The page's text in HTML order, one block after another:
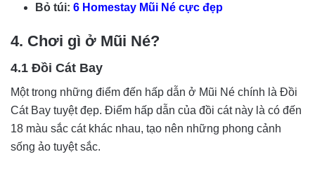
Bỏ túi: 6 Homestay Mũi Né cực đẹp
4. Chơi gì ở Mũi Né?
4.1 Đồi Cát Bay
Một trong những điểm đến hấp dẫn ở Mũi Né chính là Đồi
Cát Bay tuyệt đẹp. Điểm hấp dẫn của đồi cát này là có đến
18 màu sắc cát khác nhau, tạo nên những phong cảnh
sống ảo tuyệt sắc.